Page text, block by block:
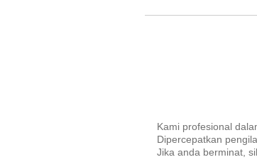
Kami profesional
Dipercepatkan
Jika anda berminat,